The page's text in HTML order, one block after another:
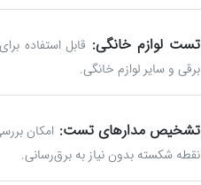
تست لوازم خانگی: قابل استفاده
برقی و سایر لوازم خانگی.
تشخیص مدارهای تست: امکان
نقطه شکسته بدون نیاز به برق‌رسانی.